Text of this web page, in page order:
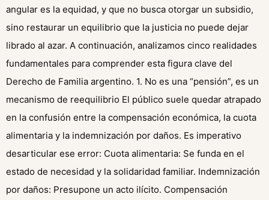
angular es la equidad, y que no busca otorgar un subsidio,
sino restaurar un equilibrio que la justicia no puede dejar
librado al azar. A continuación, analizamos cinco realidades
fundamentales para comprender esta figura clave del
Derecho de Familia argentino. 1. No es una “pensión”, es un
mecanismo de reequilibrio El público suele quedar atrapado
en la confusión entre la compensación económica, la cuota
alimentaria y la indemnización por daños. Es imperativo
desarticular ese error: Cuota alimentaria: Se funda en el
estado de necesidad y la solidaridad familiar. Indemnización
por daños: Presupone un acto ilícito. Compensación